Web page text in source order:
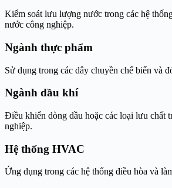
Kiểm soát lưu lượng nước trong các hệ
nước công nghiệp.
Ngành thực phẩm
Sử dụng trong các dây chuyền chế biến và
Ngành dầu khí
Điều khiển dòng dầu hoặc các loại lưu chất
nghiệp.
Hệ thống HVAC
Ứng dụng trong các hệ thống điều hòa và